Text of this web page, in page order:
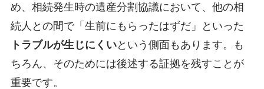
め、相続発生時の遺産分割協議において、他の相
続人との間で「生前にもらったはずだ」といった
トラブルが生じにくいという側面もあります。も
ちろん、そのためには後述する証拠を残すことが
重要です。